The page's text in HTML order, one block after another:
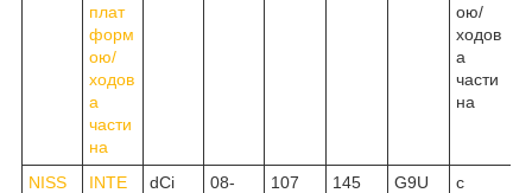
плат
форм
ою/
ходов
а
части
на
ою/
ходов
а
части
на
NISS
INTE
dCi
08-
107 145
G9U
c